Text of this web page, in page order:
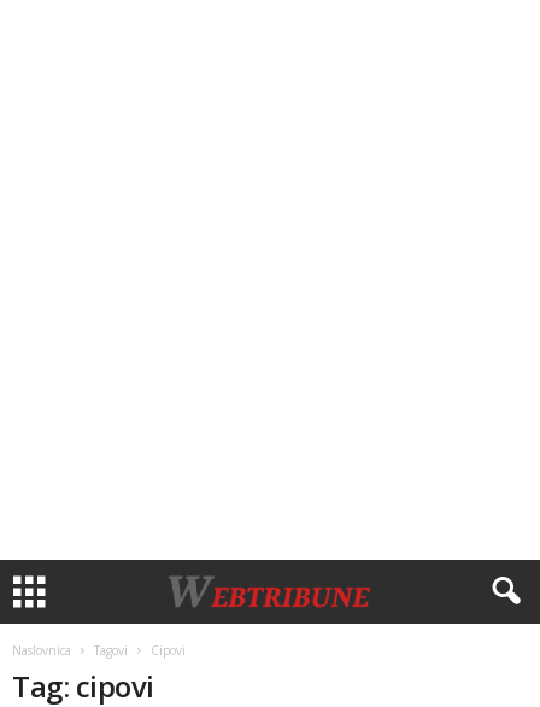
Naslovnica Tagovi Cipovi
Tag: cipovi